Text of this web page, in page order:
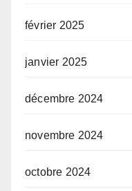
février 2025
janvier 2025
décembre 2024
novembre 2024
octobre 2024